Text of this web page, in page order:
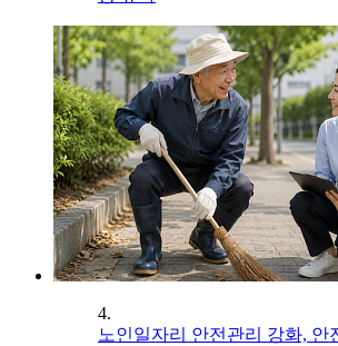
4.
노인일자리 안전관리 강화, 안